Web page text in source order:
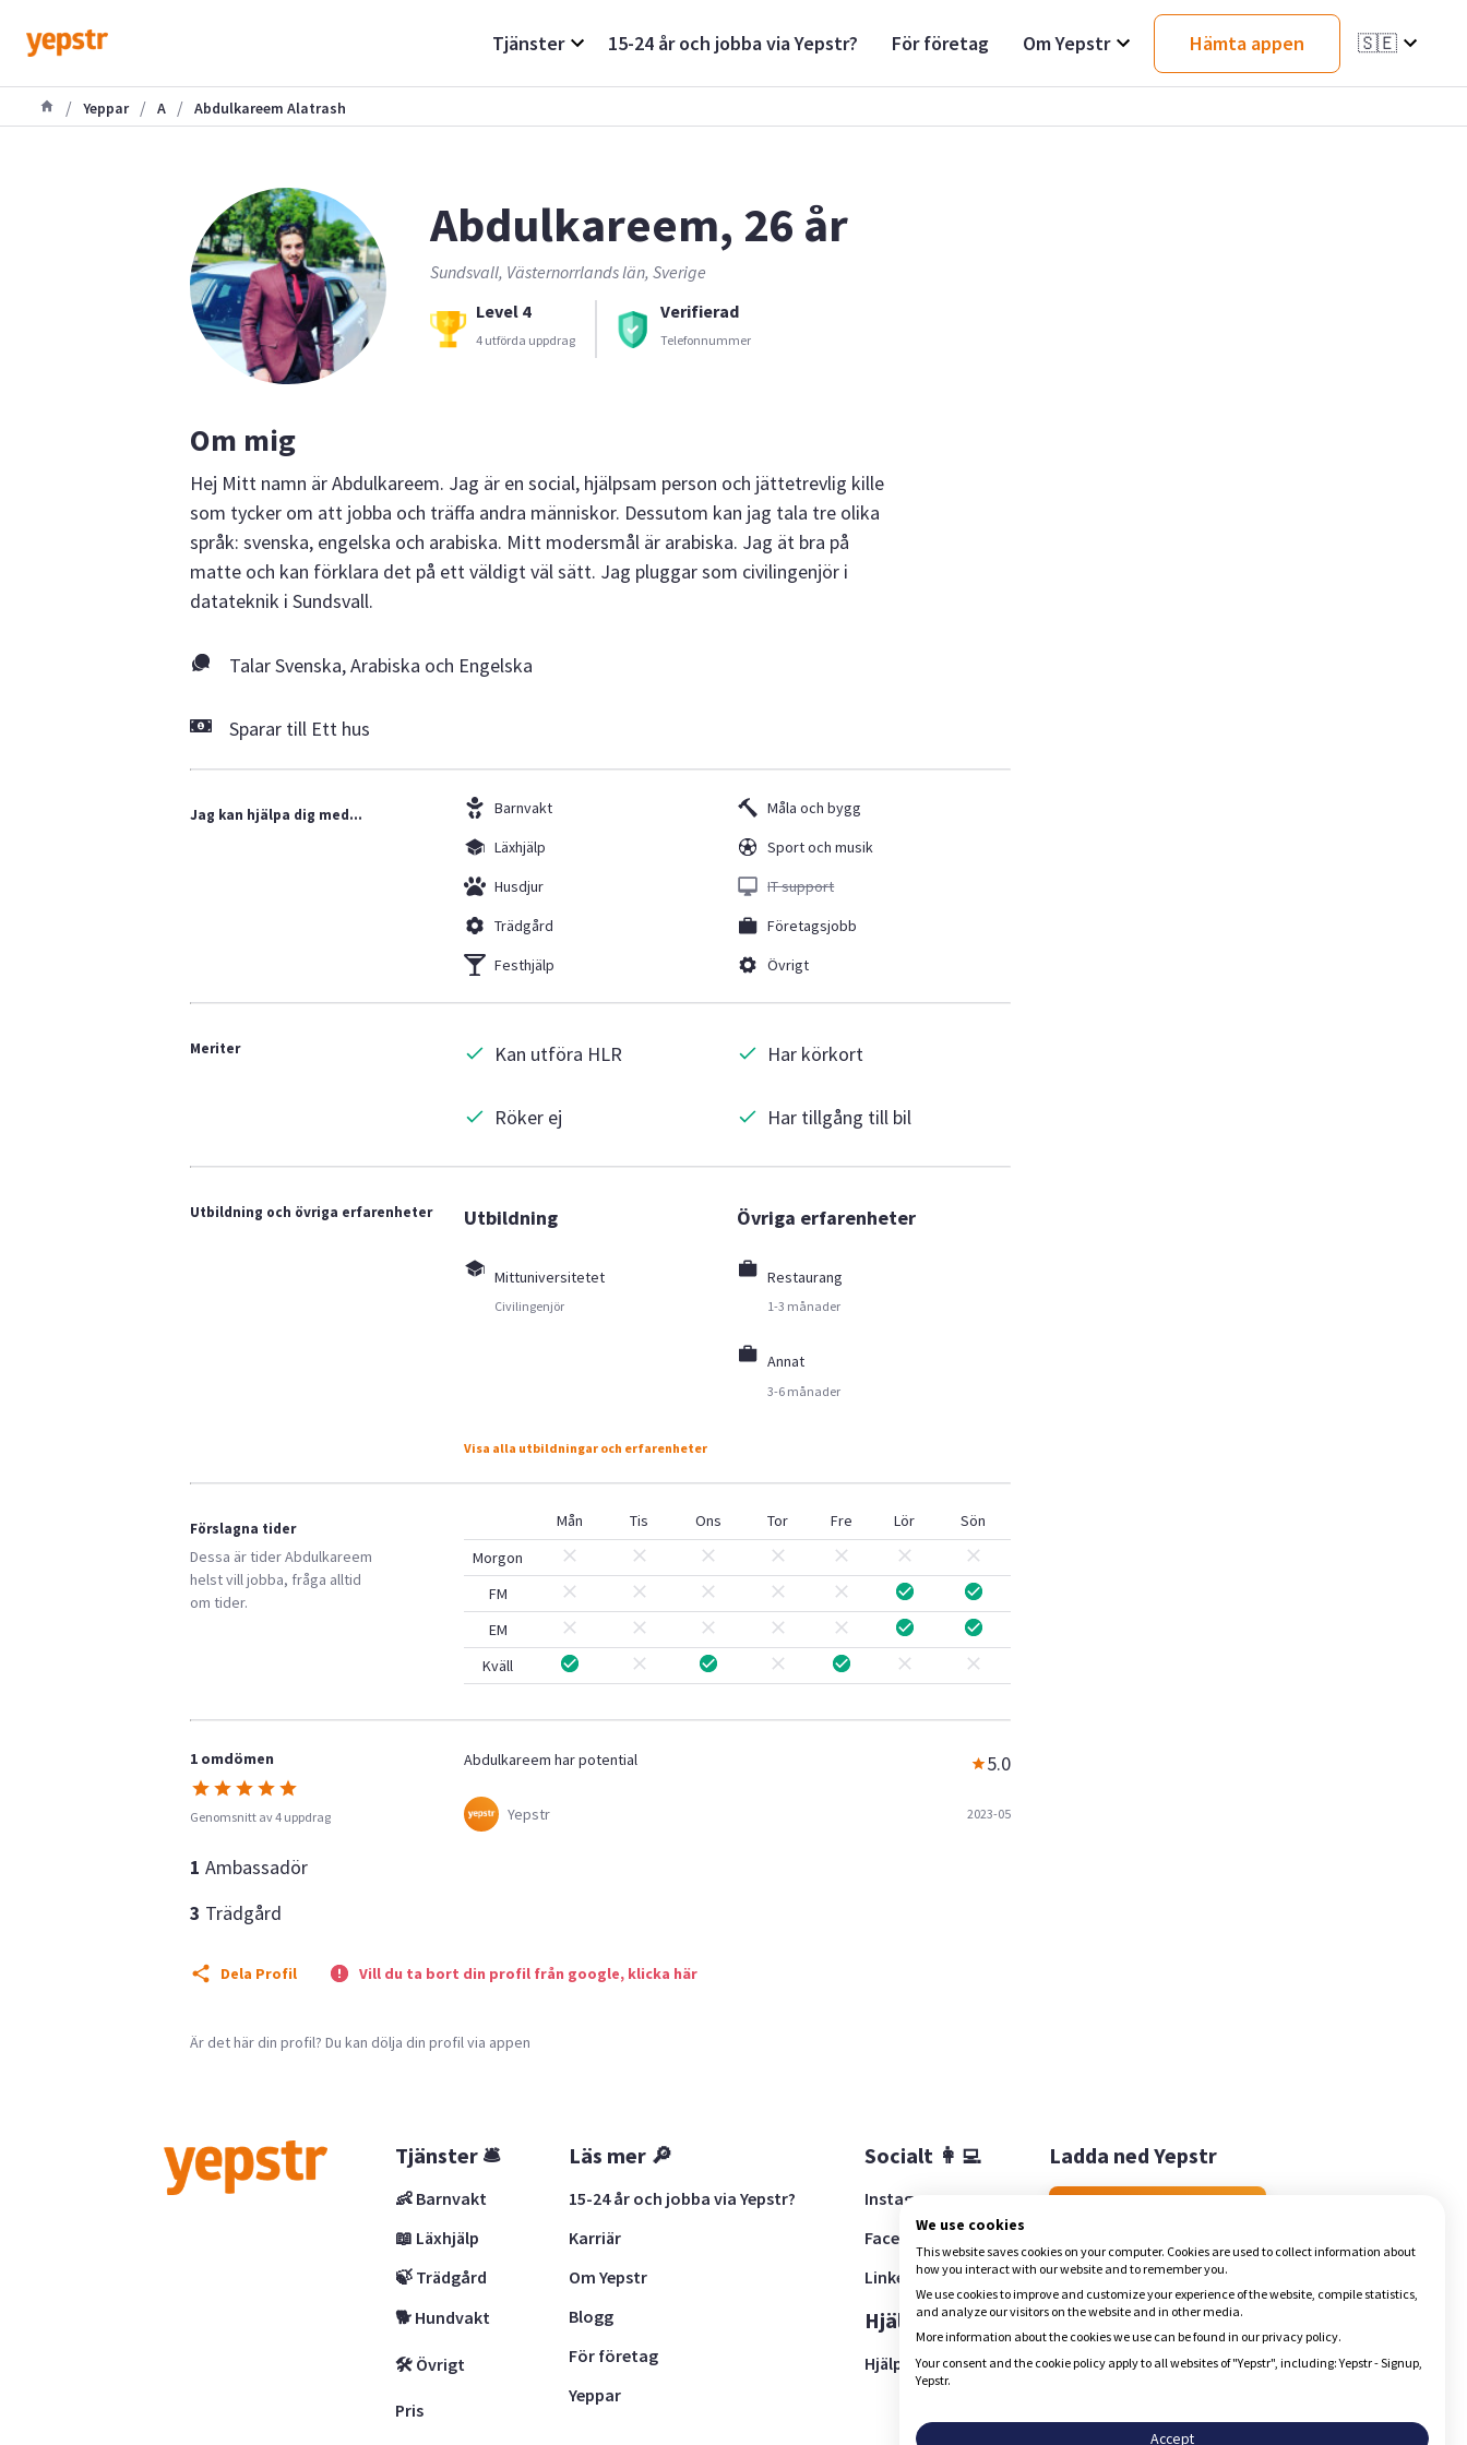
Tjänster 15-24 år och jobba via Yepstr? För företag Om Yepstr Hämta appen 🇸🇪
/ Yeppar / A / Abdulkareem Alatrash
Abdulkareem, 26 år
Sundsvall, Västernorrlands län, Sverige
Level 4
4 utförda uppdrag
Verifierad
Telefonnummer
Om mig
Hej Mitt namn är Abdulkareem. Jag är en social, hjälpsam person och jättetrevlig kille
som tycker om att jobba och träffa andra människor. Dessutom kan jag tala tre olika
språk: svenska, engelska och arabiska. Mitt modersmål är arabiska. Jag ät bra på
matte och kan förklara det på ett väldigt väl sätt. Jag pluggar som civilingenjör i
datateknik i Sundsvall.
Talar Svenska, Arabiska och Engelska
Sparar till Ett hus
Jag kan hjälpa dig med...
Barnvakt
Läxhjälp
Husdjur
Trädgård
Festhjälp
Måla och bygg
Sport och musik
IT support
Företagsjobb
Övrigt
Meriter Kan utföra HLR
Röker ej
Har körkort
Har tillgång till bil
Utbildning och övriga erfarenheter Utbildning
Mittuniversitetet
Civilingenjör
Övriga erfarenheter
Restaurang
1-3 månader
Annat
3-6 månader
Visa alla utbildningar och erfarenheter
Förslagna tider
Dessa är tiderAbdulkareem
helst vill jobba, fråga alltid
om tider.
Mån Tis Ons Tor Fre Lör
Sön
Morgon
FM
EM
Kväll
1 omdömen
Genomsnitt av 4 uppdrag
1 Ambassadör
3 Trädgård
Abdulkareem har potential 5.0
Yepstr 2023-05
Dela Profil Vill du ta bort din profil från google, klicka här
Är det här din profil? Du kan dölja din profil via appen
Tjänster 🛎
👶 Barnvakt
📖 Läxhjälp
🍃 Trädgård
🐕 Hundvakt
🛠 Övrigt
Pris
Läs mer 🔎
15-24 år och jobba via Yepstr?
Karriär
Om Yepstr
Blogg
För företag
Yeppar
Socialt 👩‍💻
Instagram
Facebook
LinkedIn
Hjälp 🚨
Hjälpcenter
Ladda ned Yepstr
We use cookies
This website saves cookies on your computer. Cookies are used to collect information about
how you interact with our website and to remember you.
We use cookies to improve and customize your experience of the website, compile statistics,
and analyze our visitors on the website and in other media.
More information about the cookies we use can be found in our privacy policy.
Your consent and the cookie policy apply to all websites of "Yepstr", including: Yepstr - Signup,
Yepstr.
Accept